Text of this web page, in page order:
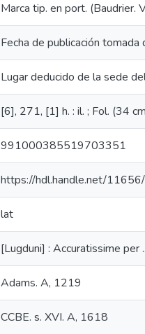
Marca tip. en port. (Baudrier.
Fecha de publicación tomada
Lugar deducido de la sede
[6], 271, [1] h. : il. ; Fol. (34
991000385519703351
https://hdl.handle.net/
lat
[Lugduni] : Accuratissime per
Adams. A, 1219
CCBE. s. XVI. A, 1618